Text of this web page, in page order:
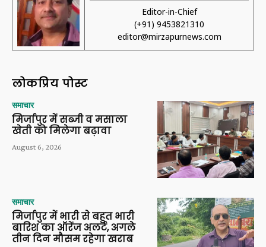
Editor-in-Chief
(+91) 9453821310
editor@mirzapurnews.com
लोकप्रिय पोस्ट
समाचार
मिर्जापुर में सब्जी व मसाला
खेती को मिलेगा बढ़ावा
August 6, 2026
समाचार
मिर्जापुर में भारी से बहुत भारी
बारिश का ऑरेंज अलर्ट, अगले
तीन दिन मौसम रहेगा खराब